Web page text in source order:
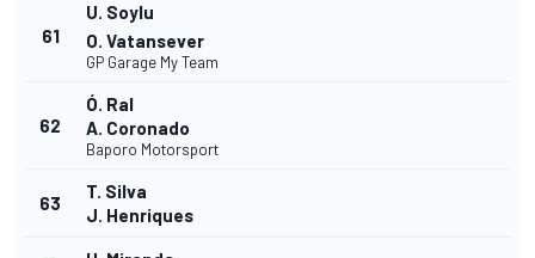
61
U. Soylu
O. Vatansever
GP Garage My Team
62
Ó. Ral
A. Coronado
Baporo Motorsport
63
T. Silva
J. Henriques